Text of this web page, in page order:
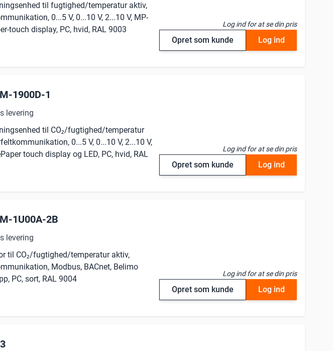
til fugtighed/temperatur aktiv,
0...5 V, 0...10 V, 2...10 V, MP-
touch display, PC, hvid, RAL 9003
Log ind for at se din pris
Opret som kunde Log ind
1900D-1
levering
til CO₂/fugtighed/temperatur
0...5 V, 0...10 V, 2...10 V,
touch display og LED, PC, hvid, RAL
Log ind for at se din pris
Opret som kunde Log ind
1U00A-2B
levering
til CO₂/fugtighed/temperatur aktiv,
Modbus, BACnet, Belimo
PC, sort, RAL 9004
Log ind for at se din pris
Opret som kunde Log ind